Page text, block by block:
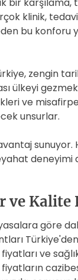
klinik,
bu konforu
zengin
ülkeyi
ve
unsurlar.
sunuyor.
deneyimi
Kalite
göre
ve